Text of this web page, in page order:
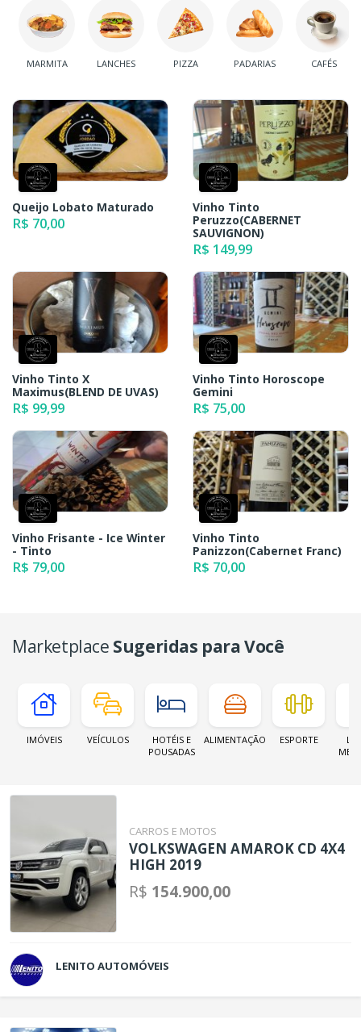
MARMITA LANCHES PIZZA PADARIAS CAFÉS
Queijo Lobato Maturado
R$ 70,00
Vinho Tinto
Peruzzo(CABERNET
SAUVIGNON)
R$ 149,99
Vinho Tinto X
Maximus(BLEND DE UVAS)
R$ 99,99
Vinho Tinto Horoscope
Gemini
R$ 75,00
Vinho Frisante - Ice Winter
- Tinto
R$ 79,00
Vinho Tinto
Panizzon(Cabernet Franc)
R$ 70,00
Marketplace Sugeridas para Você
IMÓVEIS VEÍCULOS
HOTÉIS E
POUSADAS
ALIMENTAÇÃO ESPORTE
CARROS E MOTOS
VOLKSWAGEN AMAROK CD 4X4
HIGH 2019
R$ 154.900,00
LENITO AUTOMÓVEIS